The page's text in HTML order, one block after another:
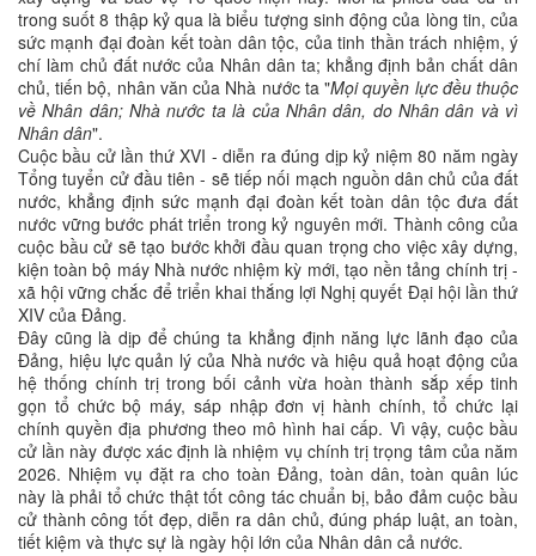
trong suốt 8 thập kỷ qua là biểu tượng sinh động của lòng tin, của
sức mạnh đại đoàn kết toàn dân tộc, của tinh thần trách nhiệm, ý
chí làm chủ đất nước của Nhân dân ta; khẳng định bản chất dân
chủ, tiến bộ, nhân văn của Nhà nước ta "Mọi quyền lực đều thuộc
về Nhân dân; Nhà nước ta là của Nhân dân, do Nhân dân và vì
Nhân dân".
Cuộc bầu cử lần thứ XVI - diễn ra đúng dịp kỷ niệm 80 năm ngày
Tổng tuyển cử đầu tiên - sẽ tiếp nối mạch nguồn dân chủ của đất
nước, khẳng định sức mạnh đại đoàn kết toàn dân tộc đưa đất
nước vững bước phát triển trong kỷ nguyên mới. Thành công của
cuộc bầu cử sẽ tạo bước khởi đầu quan trọng cho việc xây dựng,
kiện toàn bộ máy Nhà nước nhiệm kỳ mới, tạo nền tảng chính trị -
xã hội vững chắc để triển khai thắng lợi Nghị quyết Đại hội lần thứ
XIV của Đảng.
Đây cũng là dịp để chúng ta khẳng định năng lực lãnh đạo của
Đảng, hiệu lực quản lý của Nhà nước và hiệu quả hoạt động của
hệ thống chính trị trong bối cảnh vừa hoàn thành sắp xếp tinh
gọn tổ chức bộ máy, sáp nhập đơn vị hành chính, tổ chức lại
chính quyền địa phương theo mô hình hai cấp. Vì vậy, cuộc bầu
cử lần này được xác định là nhiệm vụ chính trị trọng tâm của năm
2026. Nhiệm vụ đặt ra cho toàn Đảng, toàn dân, toàn quân lúc
này là phải tổ chức thật tốt công tác chuẩn bị, bảo đảm cuộc bầu
cử thành công tốt đẹp, diễn ra dân chủ, đúng pháp luật, an toàn,
tiết kiệm và thực sự là ngày hội lớn của Nhân dân cả nước.